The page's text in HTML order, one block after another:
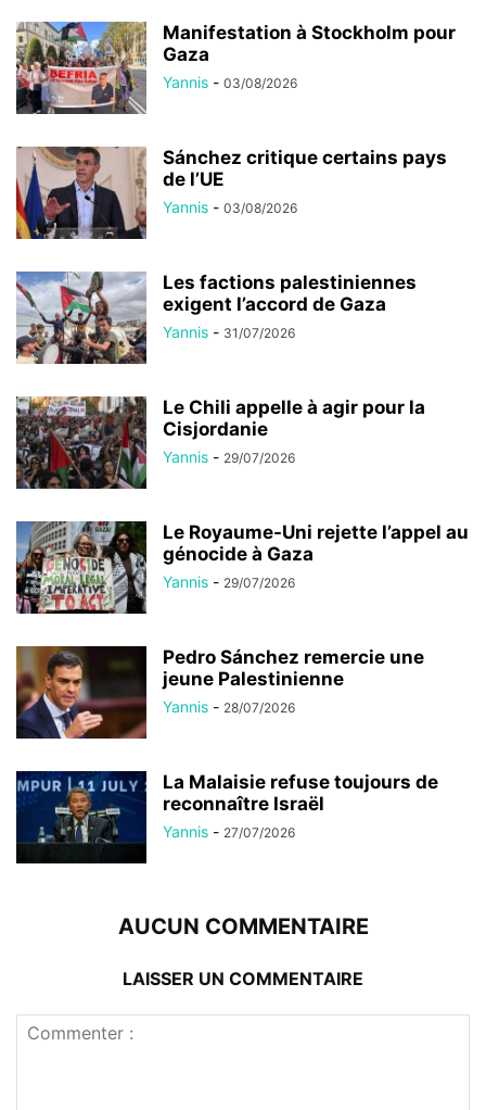
Manifestation à Stockholm pour
Gaza
Yannis - 03/08/2026
Sánchez critique certains pays
de l’UE
Yannis - 03/08/2026
Les factions palestiniennes
exigent l’accord de Gaza
Yannis - 31/07/2026
Le Chili appelle à agir pour la
Cisjordanie
Yannis - 29/07/2026
Le Royaume-Uni rejette l’appel au
génocide à Gaza
Yannis - 29/07/2026
Pedro Sánchez remercie une
jeune Palestinienne
Yannis - 28/07/2026
La Malaisie refuse toujours de
reconnaître Israël
Yannis - 27/07/2026
AUCUN COMMENTAIRE
LAISSER UN COMMENTAIRE